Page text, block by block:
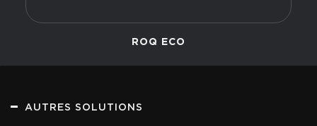
ROQ ECO
AUTRES SOLUTIONS